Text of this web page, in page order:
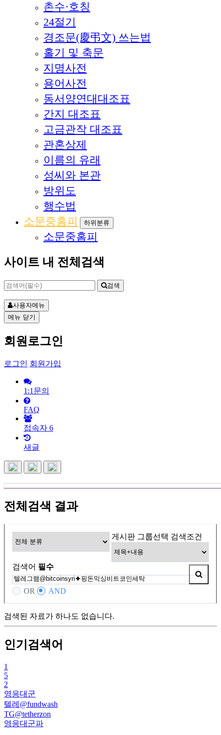
촌수·호칭
24절기
경조문(慶弔文) 쓰는법
홀기 및 축문
지명사전
용어사전
동서양연대대조표
간지 대조표
고금관작 대조표
관혼상제
이름의 유래
성씨와 본관
방위도
행수법
소문중홈피
하위분류
소문중홈피
사이트 내 전체검색
검색
사용자메뉴
메뉴 닫기
회원로그인
로그인 회원가입
1:1문의
FAQ
접속자 6
새글
전체검색 결과
게시판 그룹선택 검색조건
검색어 필수
OR AND
검색된 자료가 하나도 없습니다.
인기검색어
1
5
2
영응대군
텔레@fundwash
TG@tetherzon
영응대군파